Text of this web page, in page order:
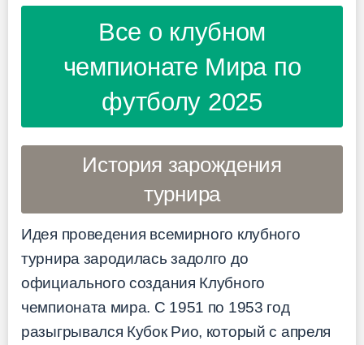
Все о клубном
чемпионате Мира по
футболу 2025
История зарождения
турнира
Идея проведения всемирного клубного
турнира зародилась задолго до
официального создания Клубного
чемпионата мира. С 1951 по 1953 год
разыгрывался Кубок Рио, который с апреля